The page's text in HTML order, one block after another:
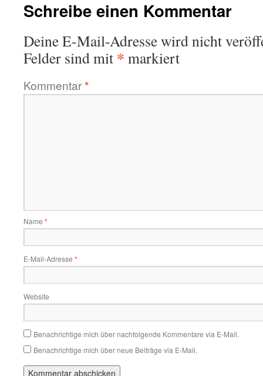
Schreibe einen Kommentar
Deine E-Mail-Adresse wird nicht
Felder sind mit * markiert
Kommentar*
Name *
E-Mail-Adresse *
Website
Benachrichtige mich über nachfolgende Kommentare via E-Mail.
Benachrichtige mich über neue Beiträge via E-Mail.